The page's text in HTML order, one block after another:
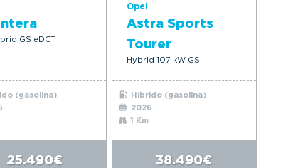
GS eDCT
(gasolina)
25.490€
Opel
Astra Sports
Tourer
Hybrid 107 kW GS
Híbrido (gasolina)
2026
1 Km
38.490€